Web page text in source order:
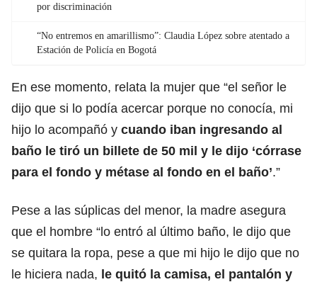
por discriminación
“No entremos en amarillismo”: Claudia López sobre atentado a
Estación de Policía en Bogotá
En ese momento, relata la mujer que “el señor le
dijo que si lo podía acercar porque no conocía, mi
hijo lo acompañó y cuando iban ingresando al
baño le tiró un billete de 50 mil y le dijo ‘córrase
para el fondo y métase al fondo en el baño’.”
Pese a las súplicas del menor, la madre asegura
que el hombre “lo entró al último baño, le dijo que
se quitara la ropa, pese a que mi hijo le dijo que no
le hiciera nada, le quitó la camisa, el pantalón y